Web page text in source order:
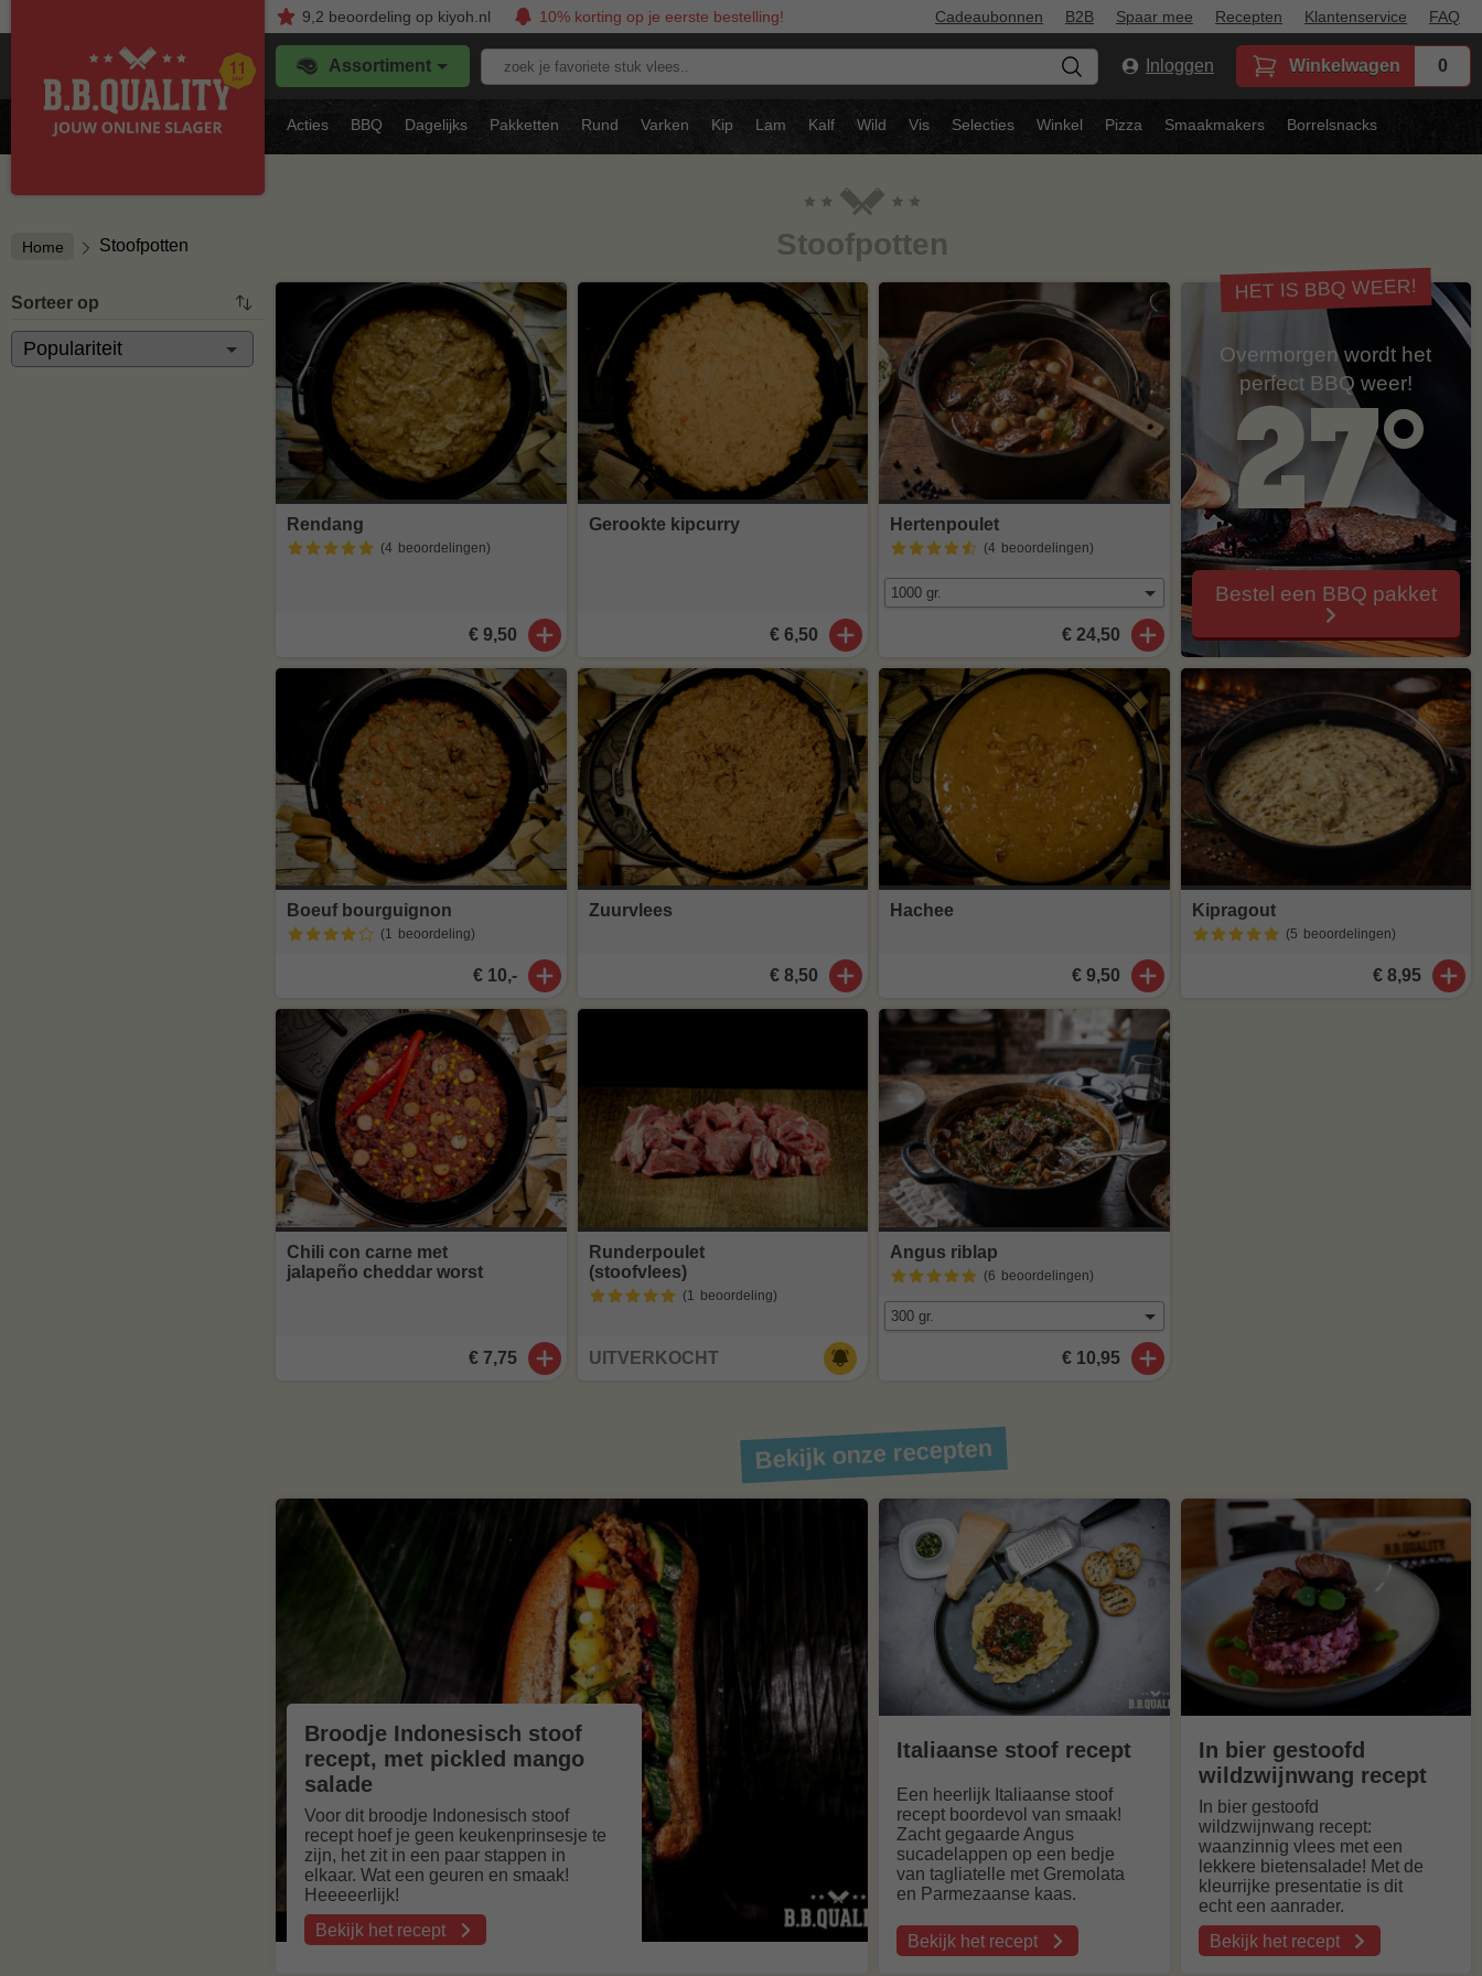
9,2 beoordelingop kiyoh.nl 10% korting op je eerste bestelling! Cadeaubonnen B2B Spaar mee Recepten Klantenservice FAQ
Assortiment
Zoek
stuk
vlees..
Inloggen Winkelwagen 0
Acties BBQ Dagelijks Pakketten Rund Varken Kip Lam Kalf Wild Vis Selecties Winkel Pizza Smaakmakers Borrelsnacks
Home Stoofpotten Stoofpotten
Sorteer op
Boeuf bourguignon
(1 beoordeling)
€ 10,-
Zuurvlees
€ 8,50
Rendang
(4 beoordelingen)
€ 9,50
Hachee
€ 9,50
Kipragout
(5 beoordelingen)
€ 8,95
Gerookte kipcurry
€ 6,50
Chili con carne met
jalapeño cheddar worst
€ 7,75
Runderpoulet
(stoofvlees)
(1 beoordeling)
UITVERKOCHT
Angus riblap
(6 beoordelingen)
€ 10,95
Hertenpoulet
(4 beoordelingen)
€ 24,50
HET IS BBQ WEER!
Overmorgen wordt het
perfect BBQ weer!
27°
Bestel een BBQ pakket
Bekijk onze recepten
Broodje Indonesisch stoof
recept, met pickled mango
salade
Voor dit broodje Indonesisch stoof
recept hoef je geen keukenprinsesje te
zijn, het zit in een paar stappen in
elkaar. Wat een geuren en smaak!
Heeeeerlijk!
Bekijk het recept
over
Italiaanse stoof recept
Een heerlijk Italiaanse stoof
recept boordevol van smaak!
Zacht gegaarde Angus
sucadelappen op een bedje
van tagliatelle met Gremolata
en Parmezaanse kaas.
Bekijk het recept
over
In bier gestoofd
wildzwijnwang recept
In bier gestoofd
wildzwijnwang recept:
waanzinnig vlees met een
lekkere bietensalade! Met de
kleurrijke presentatie is dit
echt een aanrader.
Bekijk het recept
over